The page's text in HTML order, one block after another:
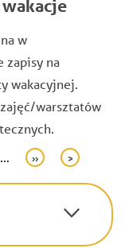
w
zapisy na
wakacyjnej.
warsztatów
…
Następna
››
Ostatnia
>